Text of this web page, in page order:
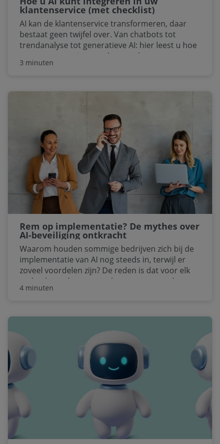
klantenservice (met checklist)
AI kan de klantenservice transformeren, daar
bestaat geen twijfel over. Van chatbots tot
trendanalyse tot generatieve AI: hier leest u hoe
u uw customer journey kunt verbeteren.
Download onze gratis checklist om aan de slag
3 minuten
Rem op implementatie? De mythes over
AI-beveiliging ontkracht
Waarom houden sommige bedrijven zich bij de
implementatie van AI nog steeds in, terwijl er
zoveel voordelen zijn? De reden is dat voor elk
verhaal over betere resultaten er een ander
verhaal is over risico's. Kun je AI vertrouwelijke
4 minuten